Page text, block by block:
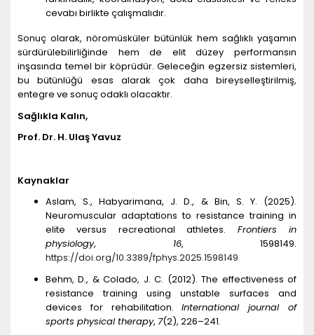
cevabı birlikte çalışmalıdır.
Sonuç olarak, nöromüsküler bütünlük hem sağlıklı yaşamın
sürdürülebilirliğinde hem de elit düzey performansın
inşasında temel bir köprüdür. Geleceğin egzersiz sistemleri,
bu bütünlüğü esas alarak çok daha bireyselleştirilmiş,
entegre ve sonuç odaklı olacaktır.
Sağlıkla Kalın,
Prof. Dr. H. Ulaş Yavuz
Kaynaklar
Aslam, S., Habyarimana, J. D., & Bin, S. Y. (2025).
Neuromuscular adaptations to resistance training in
elite versus recreational athletes. Frontiers in
physiology, 16, 1598149.
https://doi.org/10.3389/fphys.2025.1598149
Behm, D., & Colado, J. C. (2012). The effectiveness of
resistance training using unstable surfaces and
devices for rehabilitation.International journal of
sports physical therapy, 7(2), 226–241.